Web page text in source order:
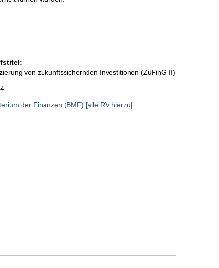
von zukunftssichernden Investitionen (ZuFinG II)
der Finanzen (BMF) [alle RV hierzu]